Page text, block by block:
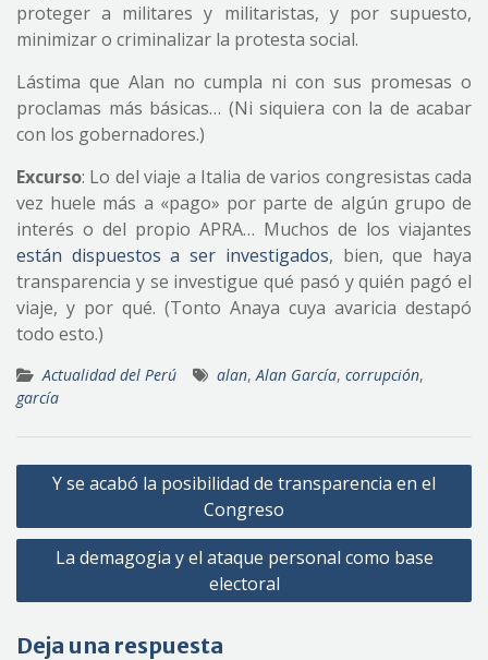
proteger a militares y militaristas, y por supuesto,
minimizar o criminalizar la protesta social.
Lástima que Alan no cumpla ni con sus promesas o
proclamas más básicas… (Ni siquiera con la de acabar
con los gobernadores.)
Excurso: Lo del viaje a Italia de varios congresistas cada
vez huele más a «pago» por parte de algún grupo de
interés o del propio APRA… Muchos de los viajantes
están dispuestos a ser investigados, bien, que haya
transparencia y se investigue qué pasó y quién pagó el
viaje, y por qué. (Tonto Anaya cuya avaricia destapó
todo esto.)
Actualidad del Perú alan,Alan García, corrupción,
garcía
Navegación
entradas
Y se acabó la posibilidad de transparencia en el
Congreso
La demagogia y el ataque personal como base
electoral
Deja una respuesta